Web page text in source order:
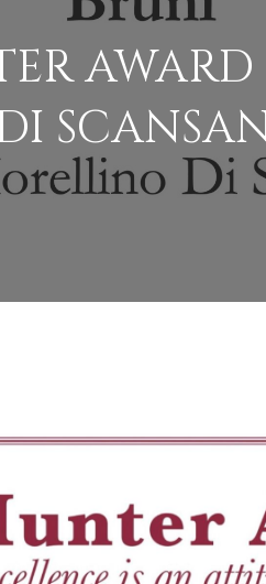
AWARD